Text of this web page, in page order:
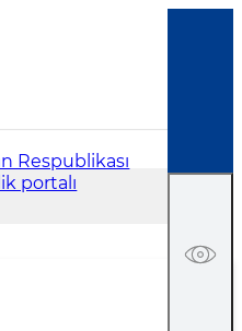
Respublikası
portalı